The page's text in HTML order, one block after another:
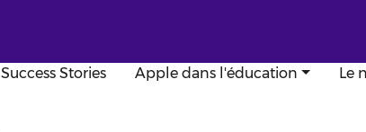
Success Stories Apple dans l'éducation Le